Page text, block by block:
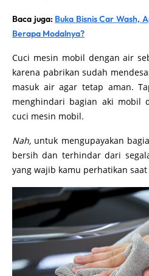
Baca juga: Buka Bisnis Car Wash,
Berapa Modalnya?
Cuci mesin mobil dengan air
karena pabrikan sudah
masuk air agar tetap aman.
menghindari bagian aki mobil
cuci mesin mobil.
Nah, untuk mengupayakan
bersih dan terhindar dari
yang wajib kamu perhatikan